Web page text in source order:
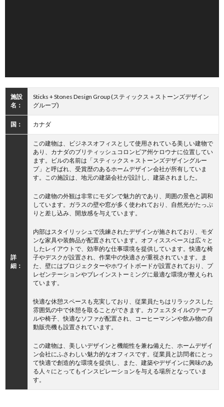
施設
名：
Sticks + Stones Design Group (スティックス＋ストーンズデザイン
グループ)
国： カナダ
詳
細：
この建物は、ビジネスオフィスとして使用されている美しい建物で
あり、カナダのブリティッシュコロンビア州ケロウナに位置してい
ます。ビルの名前は「スティックス＋ストーンズデザイングルー
プ」と呼ばれ、受賞歴のあるホームデザイン会社が所有していま
す。この施設は、地元の建築会社が設計し、建築されました。
この建物の外観は非常にモダンで魅力的であり、周囲の景色と調和
しています。ガラスの壁や窓が多く使われており、自然光がたっぷ
りと差し込み、開放感を与えています。
内部はスタイリッシュで洗練されたデザインが施されており、モダ
ンな家具や装飾品が配置されています。オフィススペースは広々と
したレイアウトで、効率的な仕事環境を提供しています。快適な椅
子やデスクが設置され、作業中の快適さが重視されています。ま
た、壁にはプロジェクターやホワイトボードが設置されており、プ
レゼンテーションやブレインストーミングに最適な環境が整えられ
ています。
快適な休憩スペースも充実しており、従業員たちはリラックスした
雰囲気の中で休憩を取ることができます。カフェスタイルのテーブ
ルや椅子、快適なソファが配置され、コーヒーマシンや飲み物の自
動販売機も設置されています。
この建物は、美しいデザインと機能性を兼ね備えた、ホームデザイ
ン会社にふさわしい魅力的なオフィスです。従業員と訪問者にとっ
て快適で創造的な環境を提供し、また、建築やデザインに興味のあ
る人々にとってもインスピレーションを与える場所となっていま
す。